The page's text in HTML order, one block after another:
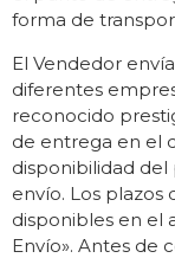
forma de
El Vendedor
diferentes
reconocido
de entrega en el
disponibilidad
envío. Los plazos
disponibles en el
Envío». Antes de